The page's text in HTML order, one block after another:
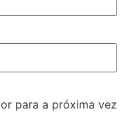
para a próxima vez